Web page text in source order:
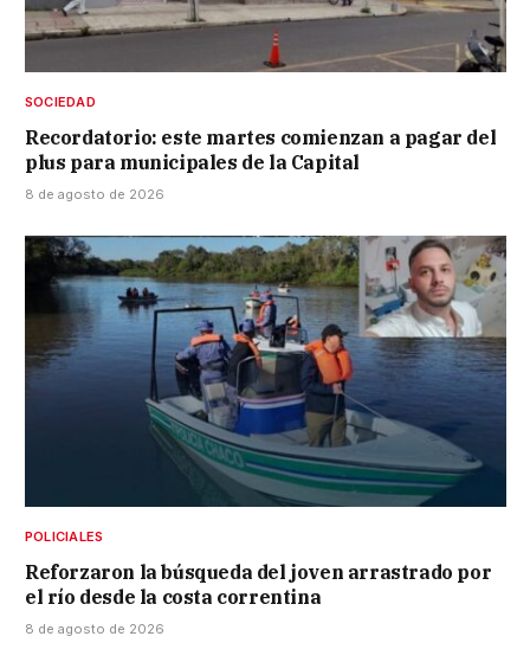
SOCIEDAD
Recordatorio: este martes comienzan a pagar del
plus para municipales de la Capital
8 de agosto de 2026
POLICIALES
Reforzaron la búsqueda del joven arrastrado por
el río desde la costa correntina
8 de agosto de 2026